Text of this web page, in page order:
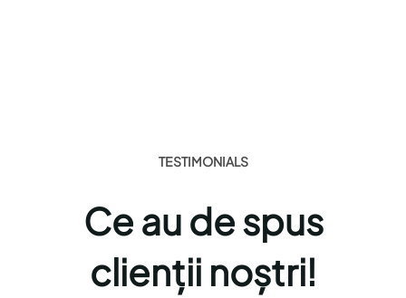
TESTIMONIALS
Ce au de spus
clienții noștri!